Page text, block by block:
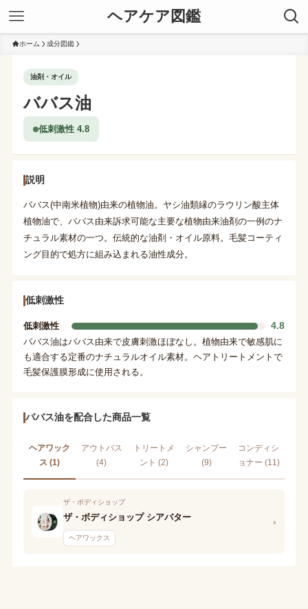
ヘアケア図鑑
ホーム 成分図鑑
油剤・オイル
ババス油
低刺激性 4.8
説明
ババス(中南米植物)由来の植物油。ヤシ油類縁のラウリン酸主体
植物油で、ババス由来訴求可能な主要な植物由来油剤の一例のナ
チュラル素材の一つ。伝統的な油剤・オイル原料。毛髪コーティ
ング目的で処方に組み込まれる油性成分。
低刺激性
低刺激性 4.8
ババス油はババス由来で皮膚刺激ほぼなし。植物由来で敏感肌に
も適合する定番のナチュラルオイル素材。ヘアトリートメントで
毛髪保護膜形成に使用される。
ババス油を配合した商品一覧
ヘアワック
ス (1)
アウトバス
(4)
トリートメ
ント (2)
シャンプー
(9)
コンディシ
ョナー (11)
ザ・ボディショップ
ザ・ボディショップ シアバター
ヘアワックス
›